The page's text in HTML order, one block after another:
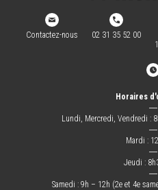
Contactez-nous 02 31 35 52 00
Horaires
―
Lundi, Mercredi, Vendredi :
―
Mardi :
―
Jeudi :
―
Samedi : 9h – 12h (2e et 4e